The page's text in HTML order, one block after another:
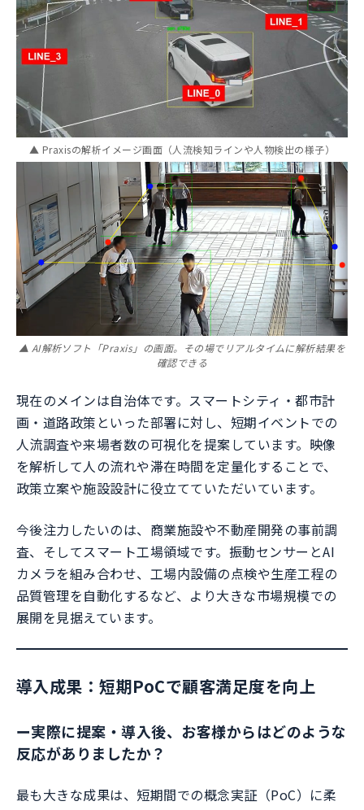
▲ Praxisの解析イメージ画面（人流検知ラインや人物検出の様子）
▲ AI解析ソフト「Praxis」の画面。その場でリアルタイムに解析結果を
確認できる
現在のメインは自治体です。スマートシティ・都市計
画・道路政策といった部署に対し、短期イベントでの
人流調査や来場者数の可視化を提案しています。映像
を解析して人の流れや滞在時間を定量化することで、
政策立案や施設設計に役立てていただいています。
今後注力したいのは、商業施設や不動産開発の事前調
査、そしてスマート工場領域です。振動センサーとAI
カメラを組み合わせ、工場内設備の点検や生産工程の
品質管理を自動化するなど、より大きな市場規模での
展開を見据えています。
導入成果：短期PoCで顧客満足度を向上
ー実際に提案・導入後、お客様からはどのような
反応がありましたか？
最も大きな成果は、短期間での概念実証（PoC）に柔